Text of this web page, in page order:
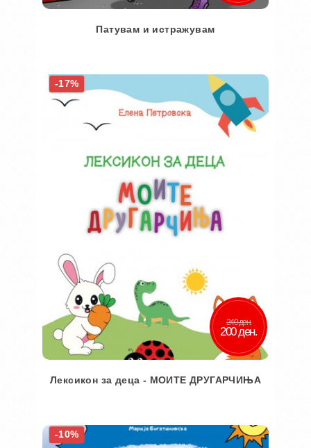
Патувам и истражувам
Во кошничка
Додај во желби
-17%
240 ден.
200 ден.
Лексикон за деца - МОИТЕ ДРУГАРЧИЊА
Во кошничка
-10%